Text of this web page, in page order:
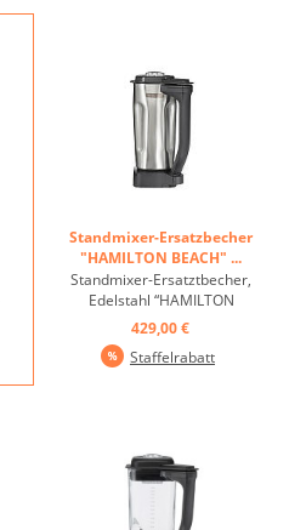
Standmixer-Ersatzbecher
"HAMILTON BEACH" ...
Standmixer-Ersatztbecher,
Edelstahl “HAMILTON
BEACH”, komplett ...
429,00 €
Staffelrabatt